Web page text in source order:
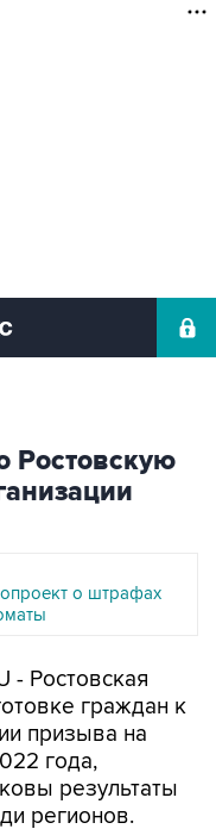
Ростовскую
о штрафах
- Ростовская
граждан к
призыва на
года,
результаты
регионов.